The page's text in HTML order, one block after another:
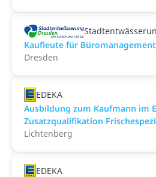
Kaufleute für
Dresden
EDEKA
Ausbildung zum Kaufmann im
Zusatzqualifikation
Lichtenberg
EDEKA